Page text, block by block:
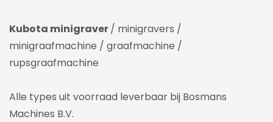
Kubota minigraver/ minigravers /
minigraafmachine / graafmachine /
rupsgraafmachine
Alle types uit voorraad leverbaar bij Bosmans
Machines B.V.